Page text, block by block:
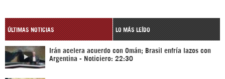
ÚLTIMAS NOTICIAS LO MÁS LEÍDO
Irán acelera acuerdo con Omán; Brasil enfría lazos con
Argentina - Noticiero: 22:30